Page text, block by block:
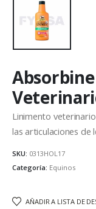
Linimento
las articulaciones de
SKU: 0313HOL17
Categoría: Equinos
AÑADIR A LISTA DE